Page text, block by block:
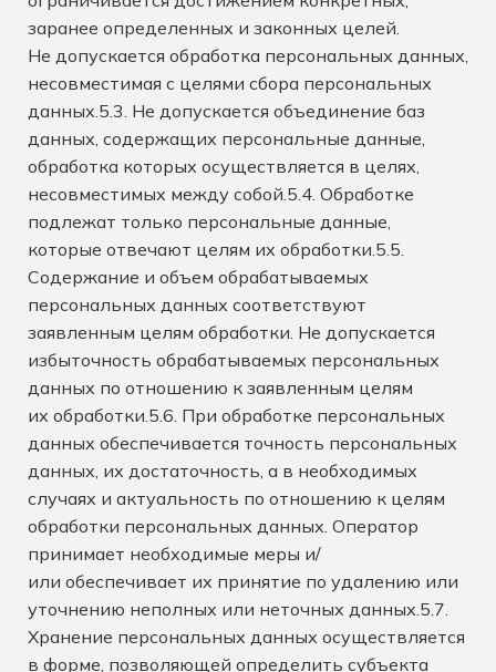
заранее определенных и законных целей.
Не допускается обработка персональных данных,
несовместимая с целями сбора персональных
данных.5.3. Не допускается объединение баз
данных, содержащих персональные данные,
обработка которых осуществляется в целях,
несовместимых между собой.5.4. Обработке
подлежат только персональные данные,
которые отвечают целям их обработки.5.5.
Содержание и объем обрабатываемых
персональных данных соответствуют
заявленным целям обработки. Не допускается
избыточность обрабатываемых персональных
данных по отношению к заявленным целям
их обработки.5.6. При обработке персональных
данных обеспечивается точность персональных
данных, их достаточность, а в необходимых
случаях и актуальность по отношению к целям
обработки персональных данных. Оператор
принимает необходимые меры и/
или обеспечивает их принятие по удалению или
уточнению неполных или неточных данных.5.7.
Хранение персональных данных осуществляется
в форме, позволяющей определить субъекта